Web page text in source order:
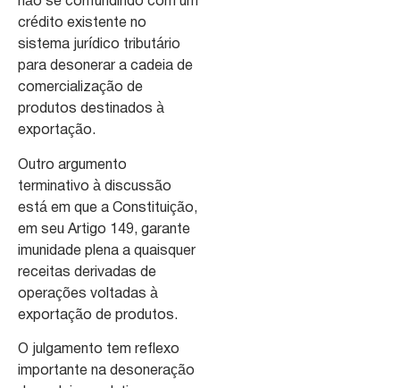
crédito existente no
sistema jurídico tributário
para desonerar a cadeia de
comercialização de
produtos destinados à
exportação.
Outro argumento
terminativo à discussão
está em que a Constituição,
em seu Artigo 149, garante
imunidade plena a quaisquer
receitas derivadas de
operações voltadas à
exportação de produtos.
O julgamento tem reflexo
importante na desoneração